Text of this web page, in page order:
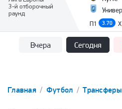
3-й отборочный
раунд
П1 3.70 X
Вчера Сегодня
Главная Футбол Трансферы